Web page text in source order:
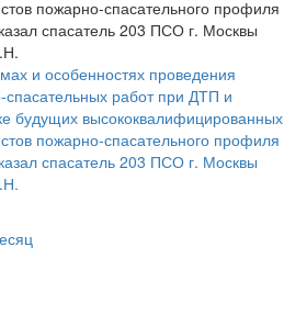
и особенностях проведения
спасательных работ при ДТП и
будущих высококвалифицированных
пожарно-спасательного профиля
спасатель 203 ПСО г. Москвы